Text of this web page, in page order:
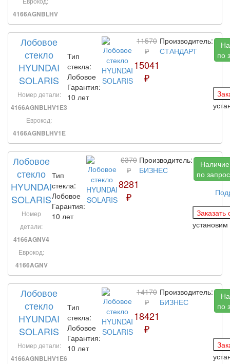
4166AGNBLHV
Лобовое
стекло
HYUNDAI
SOLARIS
Номер детали:
4166AGNBLHV1E3
Еврокод:
4166AGNBLHV1E
Тип
стекла:
Лобовое
Гарантия:
10 лет
11570
₽
15041
₽
Производитель:
СТАНДАРТ
по
Лобовое
стекло
HYUNDAI
SOLARIS
Номер
детали:
4166AGNV4
Еврокод:
4166AGNV
Тип
стекла:
Лобовое
Гарантия:
10 лет
6370
₽
8281
₽
Производитель:
БИЗНЕС
Наличие
по
Лобовое
стекло
HYUNDAI
SOLARIS
Номер детали:
4166AGNBLHV1E6
Тип
стекла:
Лобовое
Гарантия:
10 лет
14170
₽
18421
₽
Производитель:
БИЗНЕС
по